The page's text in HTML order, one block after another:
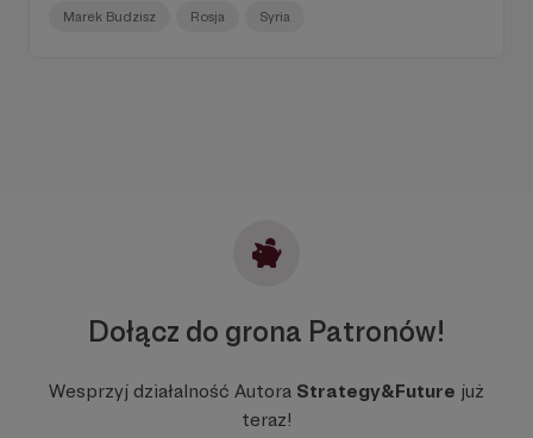
poligonem, miejscem, gdzie oficerowie i żołnierze
przechodzą chrzest bojowy w warunkach rzeczywistych
Marek Budzisz Rosja Syria
Dołącz do grona Patronów!
Wesprzyj działalność Autora Strategy&Future już
teraz!